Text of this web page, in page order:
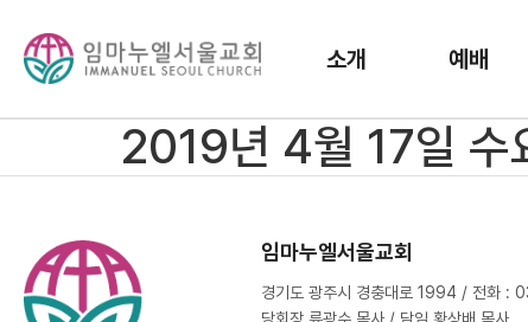
소개 예배
2019년 4월 17일 수
임마누엘서울교회
경기도 광주시 경충대로 1994 / 전